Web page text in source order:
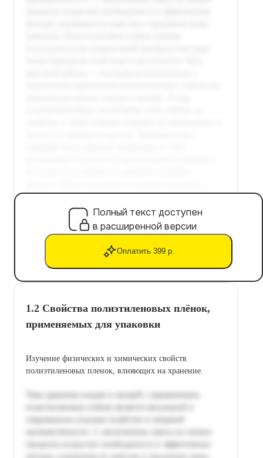
Полный текст доступен
в расширенной версии
Оплатить 399 р.
1.2 Свойства полиэтиленовых плёнок,
применяемых для упаковки
Изучение физических и химических свойств
полиэтиленовых пленок, влияющих на хранение.